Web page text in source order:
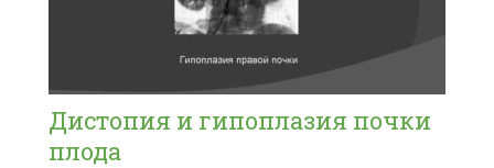
Дистопия и гипоплазия почки
плода